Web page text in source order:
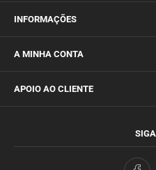
INFORMAÇÕES
A MINHA CONTA
APOIO AO CLIENTE